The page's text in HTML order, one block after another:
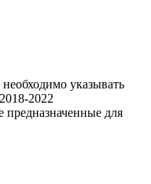
указывать
2022
предназначенные для